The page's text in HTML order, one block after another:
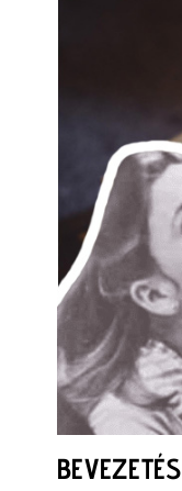
BEVEZETÉS